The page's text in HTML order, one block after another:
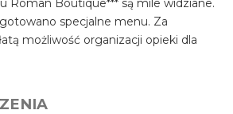
Roman Boutique*** są mile widziane.
specjalne menu. Za
możliwość organizacji opieki dla